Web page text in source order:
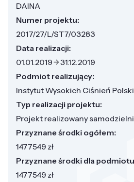
DAINA
Numer projektu:
2017/27/L/ST7/03283
Data realizacji:
01.01.2019
31.12.2019
Podmiot realizujący:
Instytut Wysokich Ciśnień
Typ realizacji projektu:
Projekt realizowany
Przyznane środki ogółem:
1477549 zł
Przyznane środki dla
1477549 zł